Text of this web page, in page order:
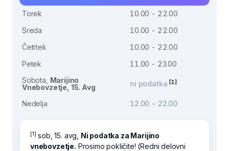
Torek
10.00 - 22.00
Sreda
10.00 - 22.00
Četrtek
10.00 - 22.00
Petek
11.00 - 23.00
Sobota, Marijino
Vnebovzetje, 15. Avg
ni podatka [1]
Nedelja 12.00 - 22.00
[1] sob, 15. avg, Ni podatka za Marijino
vnebovzetje. Prosimo pokličite! (Redni delovni